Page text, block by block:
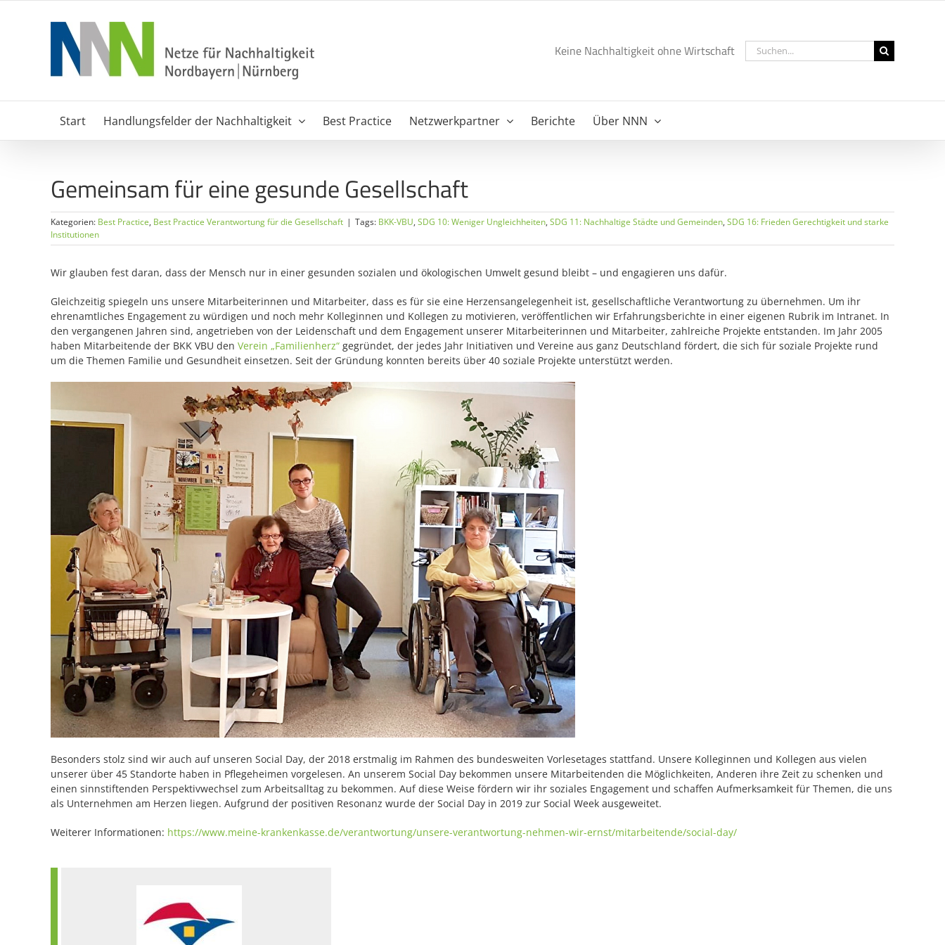
Keine Nachhaltigkeit ohne Wirtschaft
Suche
nach:
Start Handlungsfelder der Nachhaltigkeit Best Practice Netzwerkpartner Berichte Über NNN
Gemeinsam für eine gesunde Gesellschaft
Kategorien: Best Practice, Best Practice Verantwortung für die Gesellschaft | Tags: BKK-VBU, SDG 10: Weniger Ungleichheiten, SDG 11: Nachhaltige Städte und Gemeinden, SDG 16: Frieden Gerechtigkeit und starke
Institutionen
Wir glauben fest daran, dass der Mensch nur in einer gesunden sozialen und ökologischen Umwelt gesund bleibt – und engagieren uns dafür.
Gleichzeitig spiegeln uns unsere Mitarbeiterinnen und Mitarbeiter, dass es für sie eine Herzensangelegenheit ist, gesellschaftliche Verantwortung zu übernehmen. Um ihr
ehrenamtliches Engagement zu würdigen und noch mehr Kolleginnen und Kollegen zu motivieren, veröffentlichen wir Erfahrungsberichte in einer eigenen Rubrik im Intranet. In
den vergangenen Jahren sind, angetrieben von der Leidenschaft und dem Engagement unserer Mitarbeiterinnen und Mitarbeiter, zahlreiche Projekte entstanden. Im Jahr 2005
haben Mitarbeitende der BKK VBU den Verein „Familienherz“ gegründet, der jedes Jahr Initiativen und Vereine aus ganz Deutschland fördert, die sich für soziale Projekte rund
um die Themen Familie und Gesundheit einsetzen. Seit der Gründung konnten bereits über 40 soziale Projekte unterstützt werden.
Besonders stolz sind wir auch auf unseren Social Day, der 2018 erstmalig im Rahmen des bundesweiten Vorlesetages stattfand. Unsere Kolleginnen und Kollegen aus vielen
unserer über 45 Standorte haben in Pflegeheimen vorgelesen. An unserem Social Day bekommen unsere Mitarbeitenden die Möglichkeiten, Anderen ihre Zeit zu schenken und
einen sinnstiftenden Perspektivwechsel zum Arbeitsalltag zu bekommen. Auf diese Weise fördern wir ihr soziales Engagement und schaffen Aufmerksamkeit für Themen, die uns
als Unternehmen am Herzen liegen. Aufgrund der positiven Resonanz wurde der Social Day in 2019 zur Social Week ausgeweitet.
Weiterer Informationen: https://www.meine-krankenkasse.de/verantwortung/unsere-verantwortung-nehmen-wir-ernst/mitarbeitende/social-day/